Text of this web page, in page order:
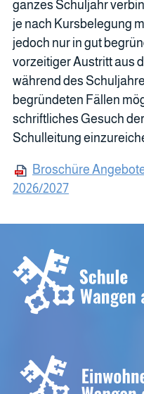
ganzes Schuljahr
je nach Kursbelegung
jedoch nur in gut
vorzeitiger Austritt aus
während des
begründeten Fällen
schriftliches Gesuch
Schulleitung
Broschüre
2026/2027